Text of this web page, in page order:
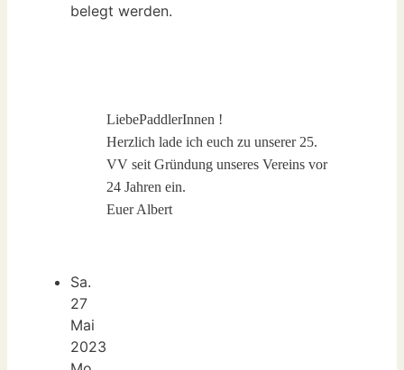
belegt werden.
LiebePaddlerInnen !
Herzlich lade ich euch zu unserer 25.
VV seit Gründung unseres Vereins vor
24 Jahren ein.
Euer Albert
Sa.
27
Mai
2023